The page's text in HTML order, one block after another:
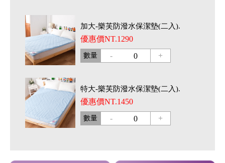
加大-樂芙防潑水保潔墊(二入).
優惠價NT.1290
數量 - 0 +
特大-樂芙防潑水保潔墊(二入).
優惠價NT.1450
數量 - 0 +